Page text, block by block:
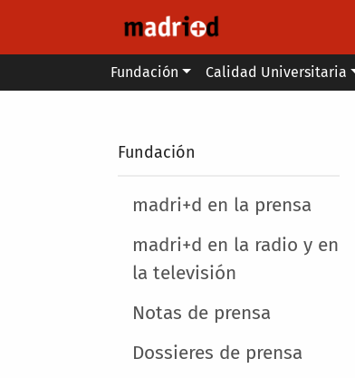
Main menu
Fundación Calidad Universitaria
Fundación
Main menu
madri+d en la prensa
madri+d en la radio y en
la televisión
Notas de prensa
Dossieres de prensa